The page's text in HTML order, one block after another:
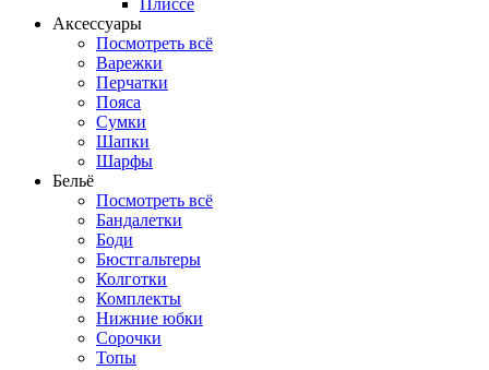
Аксессуары
Посмотреть всё
Варежки
Перчатки
Пояса
Сумки
Шапки
Шарфы
Бельё
Посмотреть всё
Бандалетки
Боди
Бюстгальтеры
Колготки
Комплекты
Нижние юбки
Сорочки
Топы